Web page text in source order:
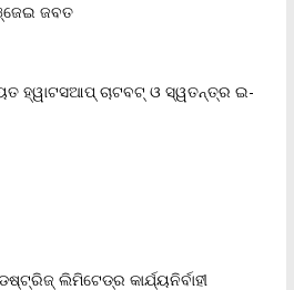
ଜବତ
ହ୍ୱାଟସଆପ୍ ଚାଟବଟ୍ ଓ ସ୍ୱତନ୍ତ୍ର ଇ-
ଲିମିଟେଡ୍‌ର କାର୍ଯ୍ୟନିର୍ବାହୀ